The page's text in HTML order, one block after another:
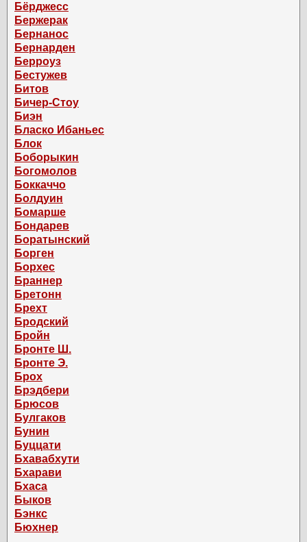
Бёрджесс
Бержерак
Бернанос
Бернарден
Берроуз
Бестужев
Битов
Бичер-Стоу
Биэн
Бласко Ибаньес
Блок
Боборыкин
Богомолов
Боккаччо
Болдуин
Бомарше
Бондарев
Боратынский
Борген
Борхес
Браннер
Бретонн
Брехт
Бродский
Бройн
Бронте Ш.
Бронте Э.
Брох
Брэдбери
Брюсов
Булгаков
Бунин
Буццати
Бхавабхути
Бхарави
Бхаса
Быков
Бэнкс
Бюхнер